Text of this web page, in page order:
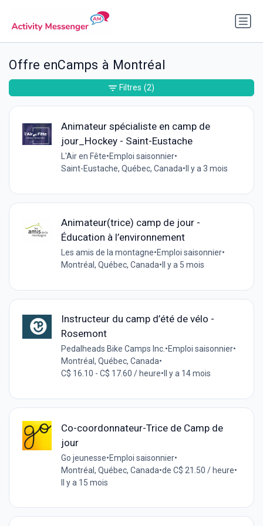
Offre enCamps à Montréal
Animateur spécialiste en camp de
jour_Hockey - Saint-Eustache
L'Air en Fête•Emploi saisonnier•
Saint-Eustache, Québec, Canada• Il y a 3 mois
Animateur(trice) camp de jour -
Éducation à l’environnement
Les amis de la montagne•Emploi saisonnier•
Montréal, Québec, Canada• Il y a 5 mois
Instructeur du camp d’été de vélo -
Rosemont
Pedalheads Bike Camps Inc.•Emploi saisonnier•
Montréal, Québec, Canada•
C$ 16.10 - C$ 17.60 / heure• Il y a 14 mois
Co-coordonnateur-Trice de Camp de
jour
Go jeunesse•Emploi saisonnier•
Montréal, Québec, Canada•de C$ 21.50 / heure•
Il y a 15 mois
Filtres (2)